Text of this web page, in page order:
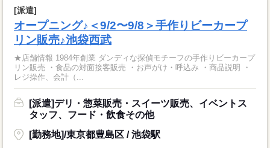
[派遣]
オープニング♪＜9/2〜9/8＞手作りビーカープ
リン販売♪池袋西武
★店舗情報 1984年創業 ダンディな探偵モチーフの手作りビーカープ
リン販売 ・食品の対面接客販売 ・お声がけ・呼込み ・商品説明 ・
レジ操作、会計（...
[派遣]デリ・惣菜販売・スイーツ販売、イベントス
タッフ、フード・飲食その他
[勤務地]/東京都豊島区 / 池袋駅